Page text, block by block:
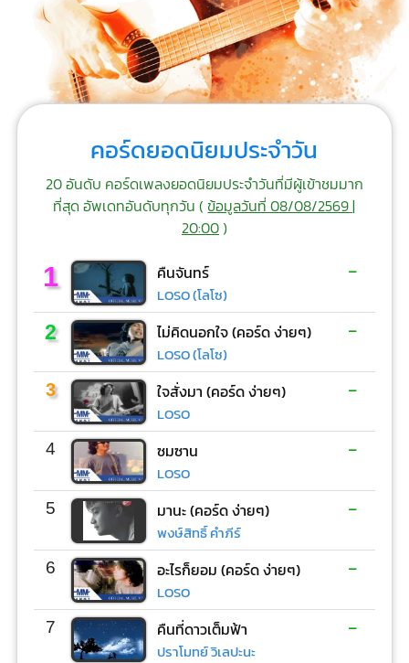
คอร์ดยอดนิยมประจำวัน
20 อันดับ คอร์ดเพลงยอดนิยมประจำวันที่มีผู้เข้าชมมาก
ที่สุด อัพเดทอันดับทุกวัน (ข้อมูลวันที่ 08/08/2569 |
20:00)
1 คืนจันทร์
LOSO (โลโซ)
-
2 ไม่คิดนอกใจ (คอร์ด ง่ายๆ)
LOSO (โลโซ)
-
3 ใจสั่งมา (คอร์ด ง่ายๆ)
LOSO
-
4 ซมซาน
LOSO
-
5 มานะ (คอร์ด ง่ายๆ)
พงษ์สิทธิ์ คำภีร์
-
6 อะไรก็ยอม (คอร์ด ง่ายๆ)
LOSO
-
7 คืนที่ดาวเต็มฟ้า
ปราโมทย์ วิเลปะนะ
-